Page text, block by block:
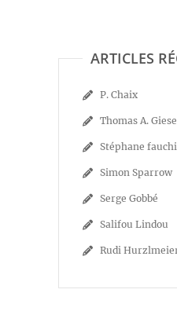
ARTICLES
P. Chaix
Thomas A.
Stéphane
Simon Sparrow
Serge Gobbé
Salifou Lindou
Rudi